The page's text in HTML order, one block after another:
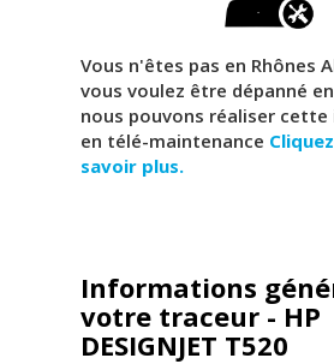
Vous n'êtes pas en Rhônes
vous voulez être dépanné
nous pouvons réaliser
en télé-maintenance
savoir plus.
Informations
votre traceur - HP
DESIGNJET T520